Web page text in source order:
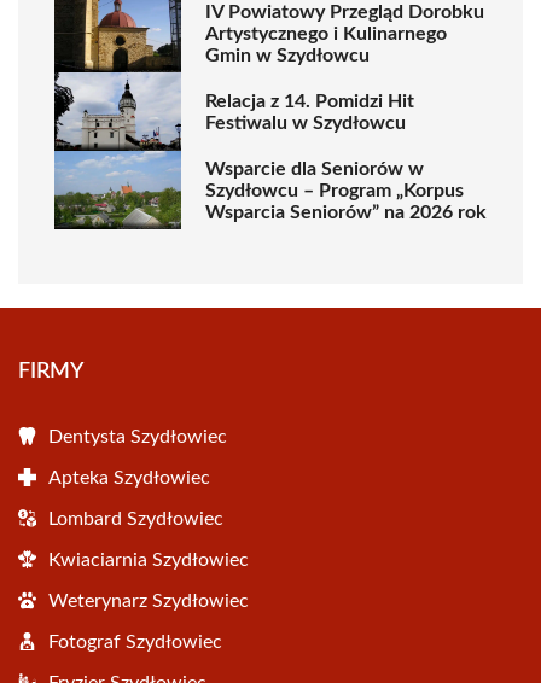
IV Powiatowy Przegląd Dorobku
Artystycznego i Kulinarnego
Gmin w Szydłowcu
Relacja z 14. Pomidzi Hit
Festiwalu w Szydłowcu
Wsparcie dla Seniorów w
Szydłowcu – Program „Korpus
Wsparcia Seniorów” na 2026 rok
FIRMY
Dentysta Szydłowiec
Apteka Szydłowiec
Lombard Szydłowiec
Kwiaciarnia Szydłowiec
Weterynarz Szydłowiec
Fotograf Szydłowiec